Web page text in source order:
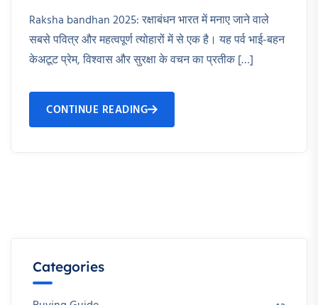
Raksha bandhan 2025: रक्षाबंधन भारत में मनाए जाने वाले
सबसे पवित्र और महत्वपूर्ण त्योहारों में से एक है। यह पर्व भाई-बहन
केअटूट प्रेम, विश्वास और सुरक्षा के वचन का प्रतीक […]
CONTINUE READING
Categories